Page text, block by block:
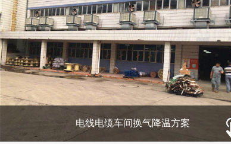
电线电缆车间换气降温方案